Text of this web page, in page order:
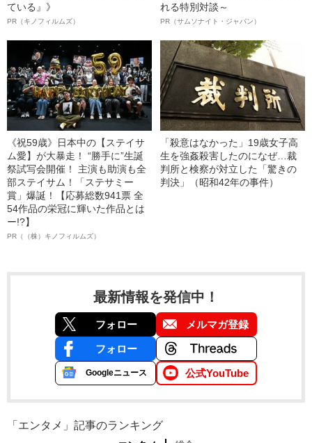
ている』》
PR（キノフィルムズ）
れる特別対談～
PR（サムソナイト・ジャパン）
《祝59歳》日本中の【ステイサ
ム愛】が大暴走！ “勝手に”生誕
祭試写会開催！ 主演も助演も全
部ステイサム！「ステサミー
賞」爆誕！【応募総数941票 全
54作品の栄冠に輝いた作品とは
ー!?】
PR（（株）キノフィルムズ）
「殺意はなかった」19歳女子高
生を強姦殺害したのになぜ…裁
判所と検察が対立した「驚きの
判決」（昭和42年の事件）
最新情報を発信中！
フォロー メルマガ登録
フォロー
Googleニュース 公式YouTube
「エンタメ」記事のランキング